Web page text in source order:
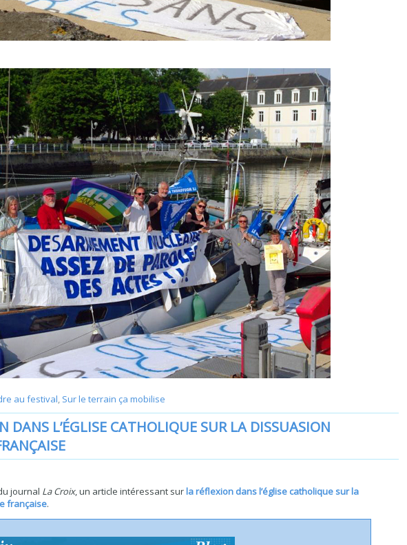
au festival, Sur le terrain ça mobilise
DANS L’ÉGLISE CATHOLIQUE SUR LA DISSUASION
journal La Croix, un article intéressant surla réflexion dans l’église catholique sur la
française.